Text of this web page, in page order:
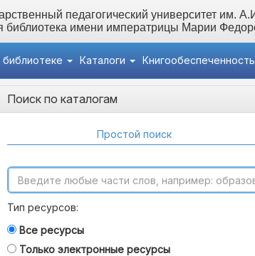
педагогический университет им.
библиотека имени императрицы Марии
Каталоги Книгообеспеченность
Поиск по каталогам
Простой поиск
Тип ресурсов:
Все ресурсы
Только электронные ресурсы